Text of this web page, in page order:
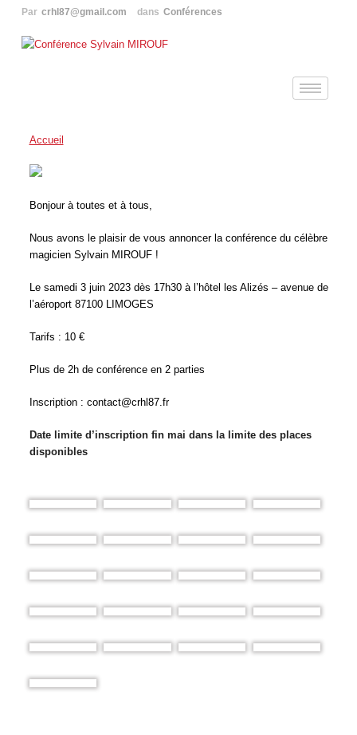
Par crhl87@gmail.com dans Conférences
Accueil
Bonjour à toutes et à tous,
Nous avons le plaisir de vous annoncer la conférence du célèbre
magicien Sylvain MIROUF !
Le samedi 3 juin 2023 dès 17h30 à l’hôtel les Alizés – avenue de
l’aéroport 87100 LIMOGES
Tarifs : 10 €
Plus de 2h de conférence en 2 parties
Inscription : contact@crhl87.fr
Date limite d’inscription fin mai dans la limite des places
disponibles